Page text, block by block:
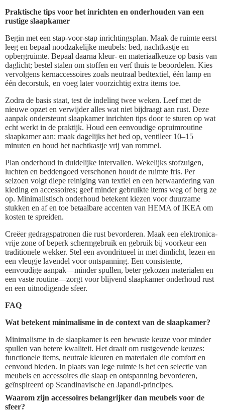
Praktische tips voor het inrichten en onderhouden van een
rustige slaapkamer
Begin met een stap-voor-stap inrichtingsplan. Maak de ruimte eerst
leeg en bepaal noodzakelijke meubels: bed, nachtkastje en
opbergruimte. Bepaal daarna kleur- en materiaalkeuze op basis van
daglicht; bestel stalen om stoffen en verf thuis te beoordelen. Kies
vervolgens kernaccessoires zoals neutraal bedtextiel, één lamp en
één decorstuk, en voeg later voorzichtig extra items toe.
Zodra de basis staat, test de indeling twee weken. Leef met de
nieuwe opzet en verwijder alles wat niet bijdraagt aan rust. Deze
aanpak ondersteunt slaapkamer inrichten tips door te sturen op wat
echt werkt in de praktijk. Houd een eenvoudige opruimroutine
slaapkamer aan: maak dagelijks het bed op, ventileer 10–15
minuten en houd het nachtkastje vrij van rommel.
Plan onderhoud in duidelijke intervallen. Wekelijks stofzuigen,
luchten en beddengoed verschonen houdt de ruimte fris. Per
seizoen volgt diepe reiniging van textiel en een herwaardering van
kleding en accessoires; geef minder gebruikte items weg of berg ze
op. Minimalistisch onderhoud betekent kiezen voor duurzame
stukken en af en toe betaalbare accenten van HEMA of IKEA om
kosten te spreiden.
Creëer gedragspatronen die rust bevorderen. Maak een elektronica-
vrije zone of beperk schermgebruik en gebruik bij voorkeur een
traditionele wekker. Stel een avondritueel in met dimlicht, lezen en
een vleugje lavendel voor ontspanning. Een consistente,
eenvoudige aanpak—minder spullen, beter gekozen materialen en
een vaste routine—zorgt voor blijvend slaapkamer onderhoud rust
en een uitnodigende sfeer.
FAQ
Wat betekent minimalisme in de context van de slaapkamer?
Minimalisme in de slaapkamer is een bewuste keuze voor minder
spullen van betere kwaliteit. Het draait om rustgevende keuzes:
functionele items, neutrale kleuren en materialen die comfort en
eenvoud bieden. In plaats van lege ruimte is het een selectie van
meubels en accessoires die slaap en ontspanning bevorderen,
geïnspireerd op Scandinavische en Japandi-principes.
Waarom zijn accessoires belangrijker dan meubels voor de
sfeer?